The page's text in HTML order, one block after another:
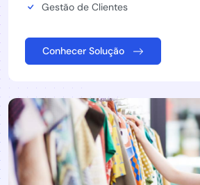
Gestão de Clientes
Conhecer Solução